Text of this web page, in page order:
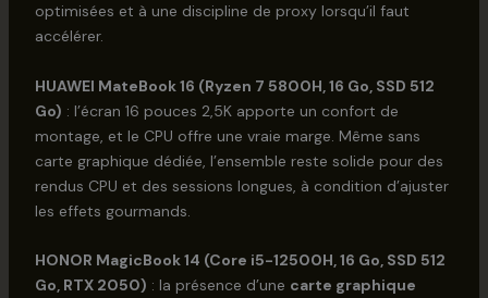
optimisées et à une discipline de proxy lorsqu’il faut
accélérer.
HUAWEI MateBook 16 (Ryzen 7 5800H, 16 Go, SSD 512
Go) : l’écran 16 pouces 2,5K apporte un confort de
montage, et le CPU offre une vraie marge. Même sans
carte graphique dédiée, l’ensemble reste solide pour des
rendus CPU et des sessions longues, à condition d’ajuster
les effets gourmands.
HONOR MagicBook 14 (Core i5-12500H, 16 Go, SSD 512
Go, RTX 2050) : la présence d’une carte graphique